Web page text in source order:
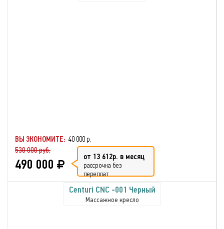
ВЫ ЭКОНОМИТЕ: 40 000 р.
530 000 руб.
490 000 от 13 612р. в месяц
рассрочка без
переплат
Centuri CNC -001 Черный
Массажное кресло